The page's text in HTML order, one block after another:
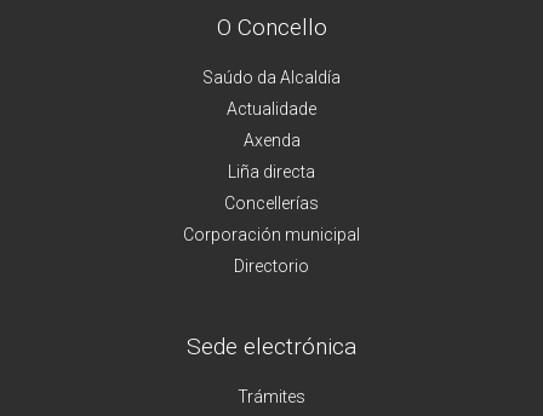
O Concello
Saúdo da Alcaldía
Actualidade
Axenda
Liña directa
Concellerías
Corporación municipal
Directorio
Sede electrónica
Trámites